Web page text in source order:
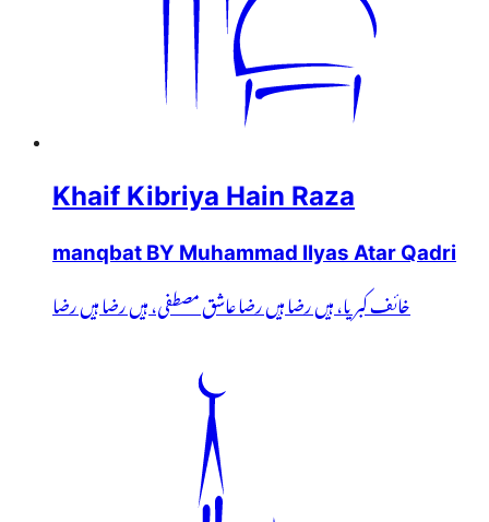
Khaif Kibriya Hain Raza
manqbat BY Muhammad Ilyas Atar Qadri
خائف کبریا، ہیں رضا ہیں رضا عاشق مصطفی، ہیں رضا ہیں رضا